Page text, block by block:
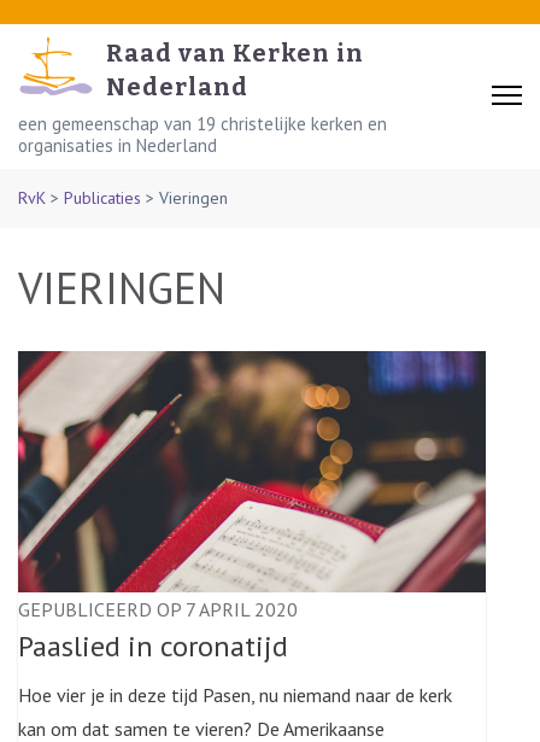
content
(Press
Enter)
Raad van Kerken in
Nederland
een gemeenschap van 19 christelijke kerken en
organisaties in Nederland
RvK > Publicaties > Vieringen
VIERINGEN
GEPUBLICEERD OP 7 APRIL 2020
Paaslied in coronatijd
Hoe vier je in deze tijd Pasen, nu niemand naar de kerk
kan om dat samen te vieren? De Amerikaanse